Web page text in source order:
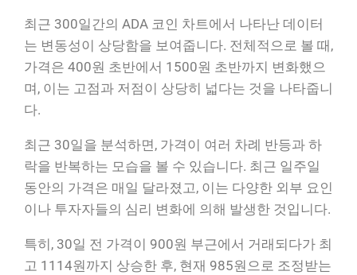
최근 300일간의 ADA 코인 차트에서 나타난 데이터
는 변동성이 상당함을 보여줍니다. 전체적으로 볼 때,
가격은 400원 초반에서 1500원 초반까지 변화했으
며, 이는 고점과 저점이 상당히 넓다는 것을 나타줍니
다.
최근 30일을 분석하면, 가격이 여러 차례 반등과 하
락을 반복하는 모습을 볼 수 있습니다. 최근 일주일
동안의 가격은 매일 달라졌고, 이는 다양한 외부 요인
이나 투자자들의 심리 변화에 의해 발생한 것입니다.
특히, 30일 전 가격이 900원 부근에서 거래되다가 최
고 1114원까지 상승한 후, 현재 985원으로 조정받는